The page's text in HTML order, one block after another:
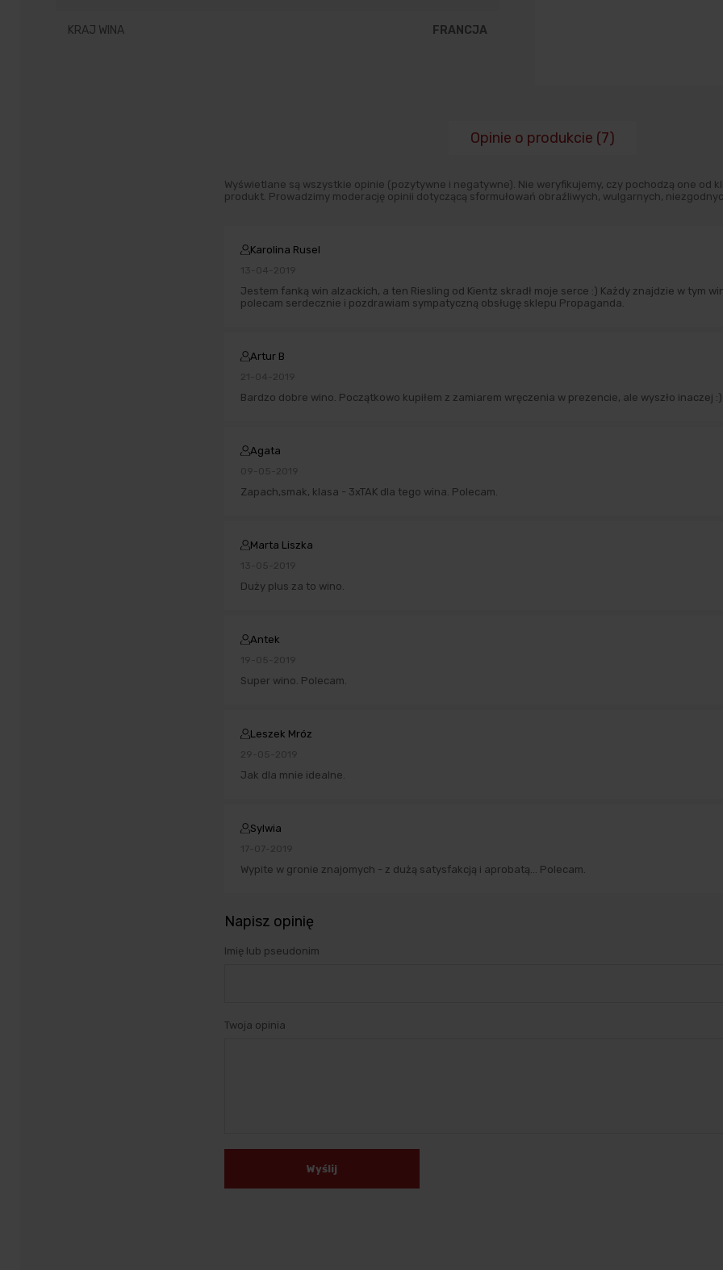
KRAJ WINA FRANCJA
Opinie o produkcie (7)
Wyświetlane są wszystkie opinie (pozytywne i negatywne). Nie weryfikujemy, czy pochodzą one od
produkt. Prowadzimy moderację opinii dotyczącą sformułowań obraźliwych, wulgarnych,
Karolina Rusel
13-04-2019
Jestem fanką win alzackich, a ten Riesling od Kientz skradł moje serce :) Każdy znajdzie w tym
polecam serdecznie i pozdrawiam sympatyczną obsługę sklepu Propaganda.
Artur B
21-04-2019
Bardzo dobre wino. Początkowo kupiłem z zamiarem wręczenia w prezencie, ale wyszło inaczej
Agata
09-05-2019
Zapach,smak, klasa - 3xTAK dla tego wina. Polecam.
Marta Liszka
13-05-2019
Duży plus za to wino.
Antek
19-05-2019
Super wino. Polecam.
Leszek Mróz
29-05-2019
Jak dla mnie idealne.
Sylwia
17-07-2019
Wypite w gronie znajomych - z dużą satysfakcją i aprobatą... Polecam.
Napisz opinię
Imię lub pseudonim
Twoja opinia
Wyślij